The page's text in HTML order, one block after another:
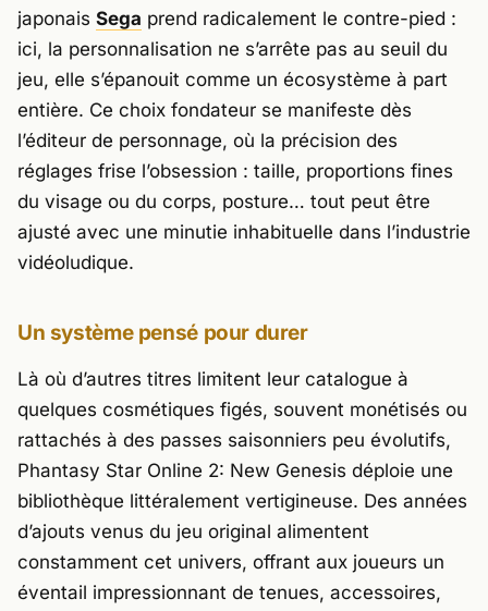
japonais Sega prend radicalement le contre-pied :
ici, la personnalisation ne s’arrête pas au seuil du
jeu, elle s’épanouit comme un écosystème à part
entière. Ce choix fondateur se manifeste dès
l’éditeur de personnage, où la précision des
réglages frise l’obsession : taille, proportions fines
du visage ou du corps, posture… tout peut être
ajusté avec une minutie inhabituelle dans l’industrie
vidéoludique.
Un système pensé pour durer
Là où d’autres titres limitent leur catalogue à
quelques cosmétiques figés, souvent monétisés ou
rattachés à des passes saisonniers peu évolutifs,
Phantasy Star Online 2: New Genesis déploie une
bibliothèque littéralement vertigineuse. Des années
d’ajouts venus du jeu original alimentent
constamment cet univers, offrant aux joueurs un
éventail impressionnant de tenues, accessoires,